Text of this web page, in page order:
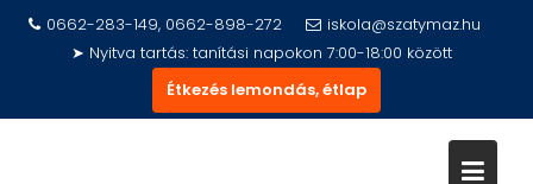
0662-283-149, 0662-898-272
iskola@szatymaz.hu
➤ Nyitva tartás: tanítási napokon 7:00-18:00 között
Étkezés lemondás, étlap